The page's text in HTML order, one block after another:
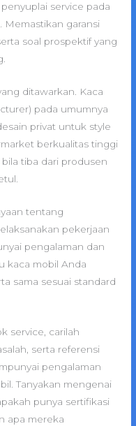
service pada
Memastikan garansi
soal prospektif yang
ditawarkan. Kaca
pada umumnya
privat untuk style
berkualitas tinggi
tiba dari produsen
tentang
pekerjaan
pengalaman dan
kaca mobil Anda
sama sesuai standard
service, carilah
serta referensi
pengalaman
Tanyakan mengenai
punya sertifikasi
apa mereka